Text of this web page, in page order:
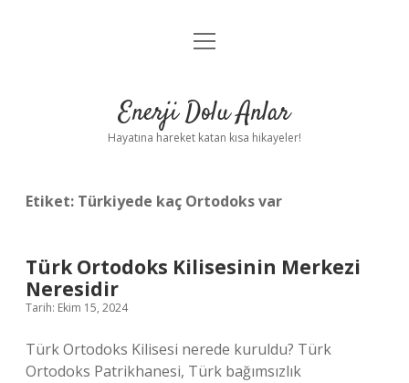
Anasayfa
Yasal Uyarı
menüyü
Enerji Dolu Anlar
Hayatına hareket katan kısa hikayeler!
Etiket: Türkiyede kaç Ortodoks var
Türk Ortodoks Kilisesinin Merkezi
Neresidir
Tarih: Ekim 15, 2024
Türk Ortodoks Kilisesi nerede kuruldu? Türk
Ortodoks Patrikhanesi, Türk bağımsızlık